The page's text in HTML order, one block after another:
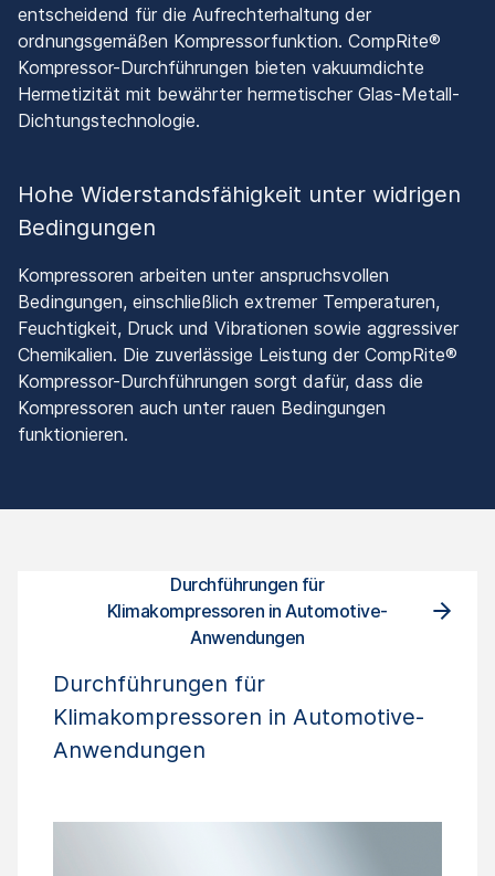
entscheidend für die Aufrechterhaltung der
ordnungsgemäßen Kompressorfunktion. CompRite®
Kompressor-Durchführungen bieten vakuumdichte
Hermetizität mit bewährter hermetischer Glas-Metall-
Dichtungstechnologie.
Hohe Widerstandsfähigkeit unter widrigen
Bedingungen
Kompressoren arbeiten unter anspruchsvollen
Bedingungen, einschließlich extremer Temperaturen,
Feuchtigkeit, Druck und Vibrationen sowie aggressiver
Chemikalien. Die zuverlässige Leistung der CompRite®
Kompressor-Durchführungen sorgt dafür, dass die
Kompressoren auch unter rauen Bedingungen
funktionieren.
Durchführungen für
Klimakompressoren in Automotive-
Anwendungen
Durchführungen für
Klimakompressoren in Automotive-
Anwendungen